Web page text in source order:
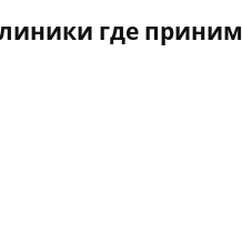
где